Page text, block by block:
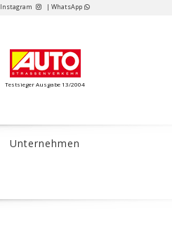
| WhatsApp
Testsieger Ausgabe 13/2004
Unternehmen